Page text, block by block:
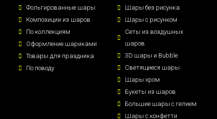
Фольгированные шары
Композиции из шаров
По коллекциям
Оформление шариками
Товары для праздника
По поводу
Шары без рисунка
Шары с рисунком
Сеты из воздушных
шаров
3D шары и Bubble
Светящиеся шары
Шары хром
Букеты из шаров
Большие шары с гелием
Шары с конфетти